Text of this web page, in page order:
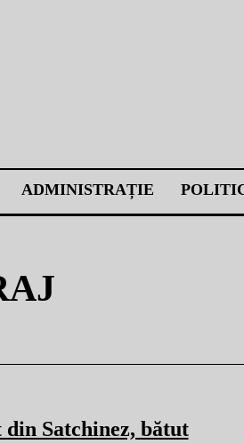
ADMINISTRAȚIE
Satchinez, bătut